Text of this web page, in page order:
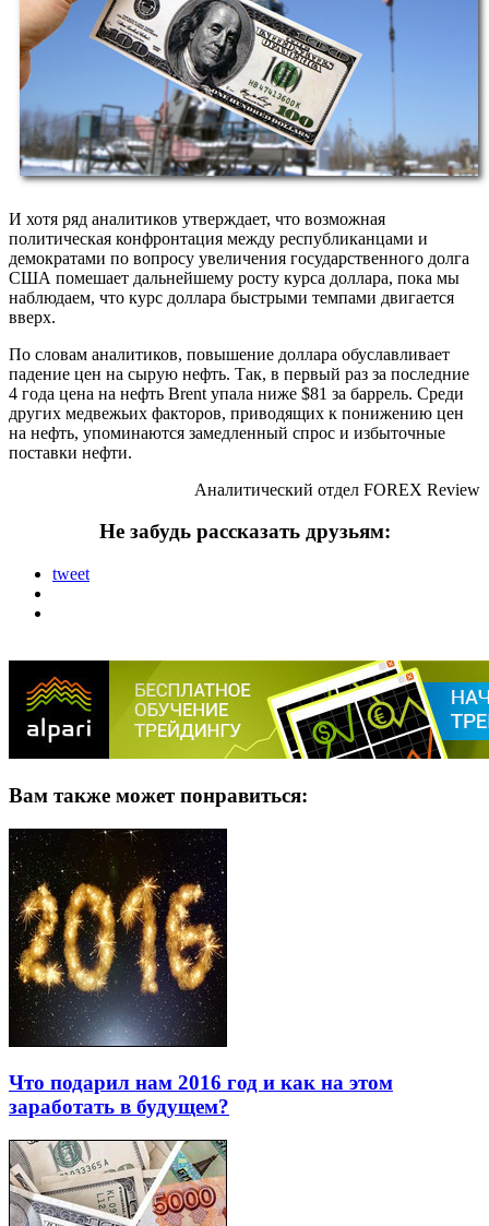
И хотя ряд аналитиков утверждает, что возможная
политическая конфронтация между республиканцами и
демократами по вопросу увеличения государственного долга
США помешает дальнейшему росту курса доллара, пока мы
наблюдаем, что курс доллара быстрыми темпами двигается
вверх.
По словам аналитиков, повышение доллара обуславливает
падение цен на сырую нефть. Так, в первый раз за последние
4 года цена на нефть Brent упала ниже $81 за баррель. Среди
других медвежьих факторов, приводящих к понижению цен
на нефть, упоминаются замедленный спрос и избыточные
поставки нефти.
Аналитический отдел FOREX Review
Не забудь рассказать друзьям:
tweet
Вам также может понравиться:
Что подарил нам 2016 год и как на этом
заработать в будущем?